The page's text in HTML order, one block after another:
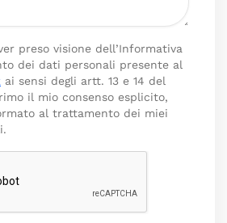
preso visione dell’Informativa
dei dati personali presente al
ai sensi degli artt. 13 e 14 del
il mio consenso esplicito,
al trattamento dei miei